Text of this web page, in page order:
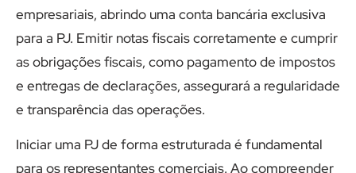
empresariais, abrindo uma conta bancária exclusiva
para a PJ. Emitir notas fiscais corretamente e cumprir
as obrigações fiscais, como pagamento de impostos
e entregas de declarações, assegurará a regularidade
e transparência das operações.
Iniciar uma PJ de forma estruturada é fundamental
para os representantes comerciais. Ao compreender